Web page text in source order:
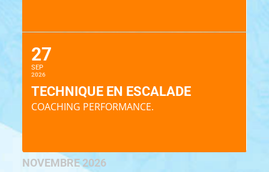
27
SEP
2026
TECHNIQUE EN ESCALADE
COACHING PERFORMANCE.
NOVEMBRE 2026